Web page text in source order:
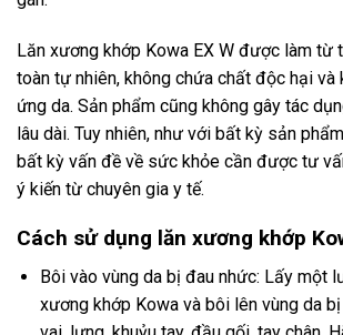
Lăn xương khớp Kowa EX W được làm từ
toàn tự nhiên, không chứa chất độc hại và
ứng da. Sản phẩm cũng không gây tác
lâu dài. Tuy nhiên, như với bất kỳ sản
bất kỳ vấn đề về sức khỏe cần được tư
ý kiến ​​từ chuyên gia y tế.
Cách sử dụng lăn xương khớp
Bôi vào vùng da bị đau nhức: Lấy một
xương khớp Kowa và bôi lên vùng da